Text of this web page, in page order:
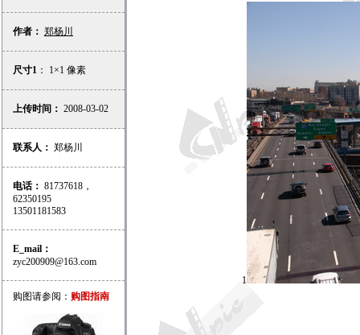
作者： 郑杨川
尺寸1 ： 1×1 像素
上传时间： 2008-03-02
联系人： 郑杨川
电话： 81737618，
62350195
13501181583
E_mail：
zyc200909@163.com
购图请参阅： 购图指南
1